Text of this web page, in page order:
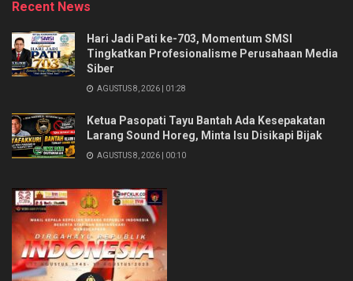
Recent News
Hari Jadi Pati ke-703, Momentum SMSI
Tingkatkan Profesionalisme Perusahaan Media
Siber
AGUSTUS 8, 2026 | 01:28
Ketua Pasopati Tayu Bantah Ada Kesepakatan
Larang Sound Horeg, Minta Isu Disikapi Bijak
AGUSTUS 8, 2026 | 00:10